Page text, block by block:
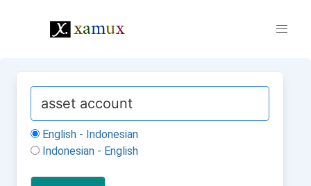
English - Indonesian
Indonesian - English